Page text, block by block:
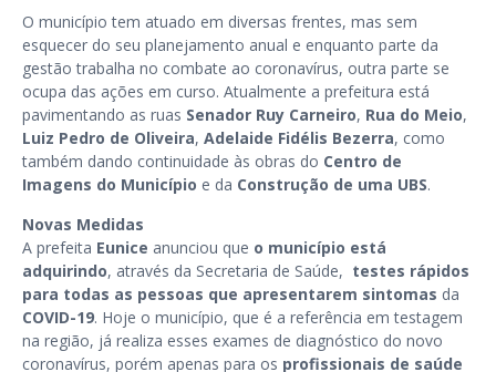
O município tem atuado em diversas frentes, mas sem
esquecer do seu planejamento anual e enquanto parte da
gestão trabalha no combate ao coronavírus, outra parte se
ocupa das ações em curso. Atualmente a prefeitura está
pavimentando as ruas Senador Ruy Carneiro, Rua do Meio,
Luiz Pedro de Oliveira, Adelaide Fidélis Bezerra, como
também dando continuidade às obras do Centro de
Imagens do Município e da Construção de uma UBS.
Novas Medidas
A prefeita Eunice anunciou que o município está
adquirindo, através da Secretaria de Saúde, testes rápidos
para todas as pessoas que apresentarem sintomas da
COVID-19. Hoje o município, que é a referência em testagem
na região, já realiza esses exames de diagnóstico do novo
coronavírus, porém apenas para os profissionais de saúde